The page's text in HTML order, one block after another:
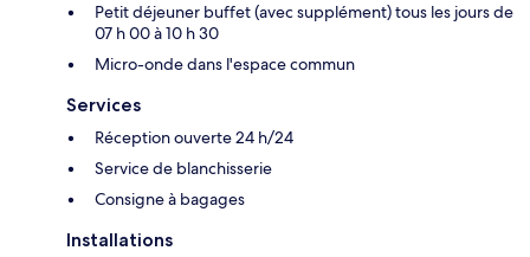
Petit déjeuner buffet (avec supplément) tous les jours de
07 h 00 à 10 h 30
Micro-onde dans l'espace commun
Services
Réception ouverte 24 h/24
Service de blanchisserie
Consigne à bagages
Installations